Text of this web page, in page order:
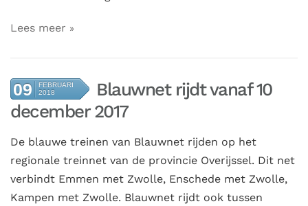
Lees meer
09
FEBRUARI
2018
Blauwnet rijdt vanaf 10
december 2017
De blauwe treinen van Blauwnet rijden op het
regionale treinnet van de provincie Overijssel. Dit net
verbindt Emmen met Zwolle, Enschede met Zwolle,
Kampen met Zwolle. Blauwnet rijdt ook tussen